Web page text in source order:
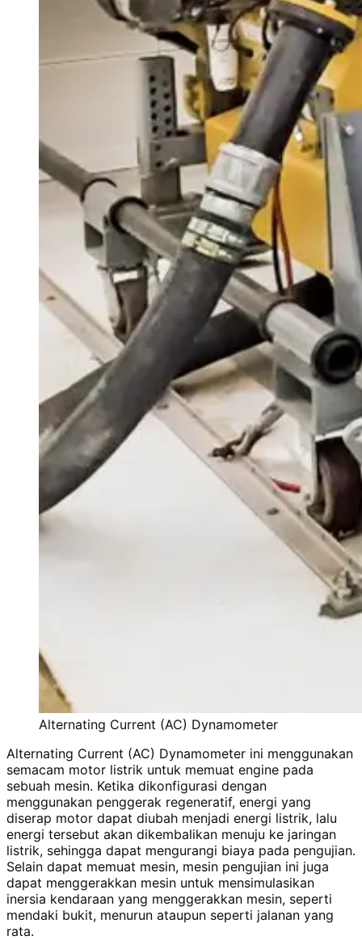
Alternating Current (AC) Dynamometer
Alternating Current (AC) Dynamometer ini menggunakan
semacam motor listrik untuk memuat engine pada
sebuah mesin. Ketika dikonfigurasi dengan
menggunakan penggerak regeneratif, energi yang
diserap motor dapat diubah menjadi energi listrik, lalu
energi tersebut akan dikembalikan menuju ke jaringan
listrik, sehingga dapat mengurangi biaya pada pengujian.
Selain dapat memuat mesin, mesin pengujian ini juga
dapat menggerakkan mesin untuk mensimulasikan
inersia kendaraan yang menggerakkan mesin, seperti
mendaki bukit, menurun ataupun seperti jalanan yang
rata.